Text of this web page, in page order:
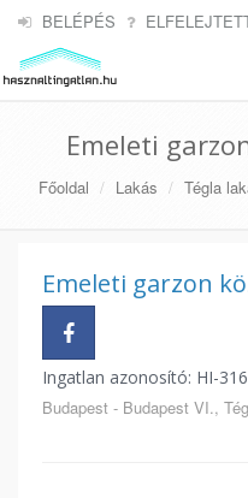
BELÉPÉS
Emeleti
Főoldal Lakás Tégla
Emeleti garzon
Ingatlan azonosító: HI-
Budapest - Budapest VI.,